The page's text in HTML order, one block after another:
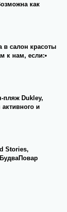
как
в салон красоты
к нам, если:•
пляж Dukley,
и
Stories,